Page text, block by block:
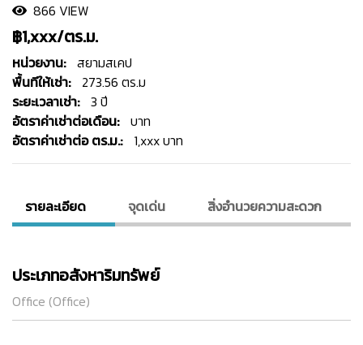
866 VIEW
฿1,xxx/ตร.ม.
หน่วยงาน: สยามสเคป
พื้นทีให้เช่า:
273.56 ตร.ม
ระยะเวลาเช่า: 3 ปี
อัตราค่าเช่าต่อเดือน: บาท
อัตราค่าเช่าต่อ ตร.ม.:
1,xxx บาท
รายละเอียด จุดเด่น สิ่งอํานวยความสะดวก
ประเภทอสังหาริมทรัพย์
Office (Office)